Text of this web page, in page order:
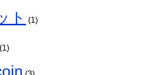
ト (1)
(1)